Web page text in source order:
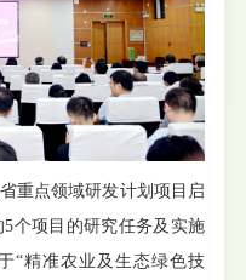
重点领域研发计划项目启
个项目的研究任务及实施
“精准农业及生态绿色技